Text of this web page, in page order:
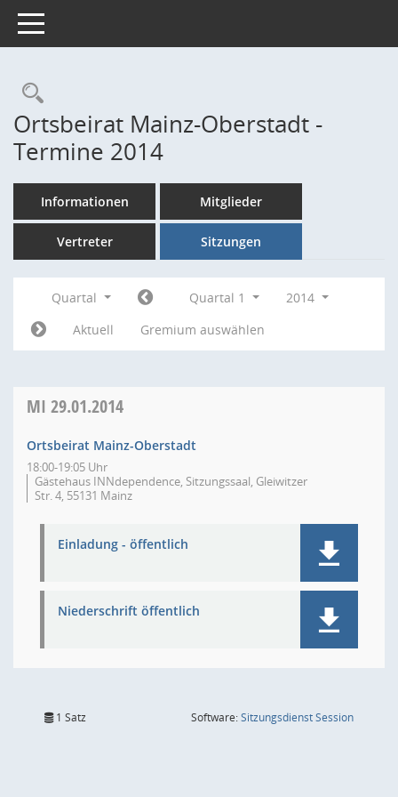
Toggle navigation
Rechercheauswahl
Ortsbeirat Mainz-Oberstadt -
Termine 2014
Informationen Mitglieder
Vertreter Sitzungen
Quartal Quartal 1
2014
Aktuell
Gremium auswählen
MI 29.01.2014
Ortsbeirat Mainz-Oberstadt
18:00-19:05 Uhr
Gästehaus INNdependence, Sitzungssaal, Gleiwitzer
Str. 4, 55131 Mainz
Einladung - öffentlich
Niederschrift öffentlich
1 Satz Software:SitzungsdienstSession(Wird in